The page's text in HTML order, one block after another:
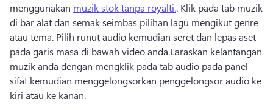
menggunakan muzik stok tanpa royalti.. Klik pada tab muzik
di bar alat dan semak seimbas pilihan lagu mengikut genre
atau tema. Pilih runut audio kemudian seret dan lepas aset
pada garis masa di bawah video anda.Laraskan kelantangan
muzik anda dengan mengklik pada tab audio pada panel
sifat kemudian menggelongsorkan penggelongsor audio ke
kiri atau ke kanan.